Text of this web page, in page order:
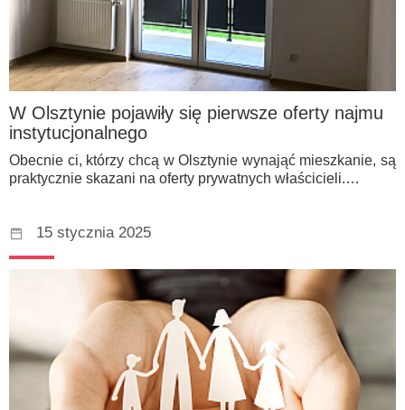
W Olsztynie pojawiły się pierwsze oferty najmu
instytucjonalnego
Obecnie ci, którzy chcą w Olsztynie wynająć mieszkanie, są
praktycznie skazani na oferty prywatnych właścicieli.…
15 stycznia 2025